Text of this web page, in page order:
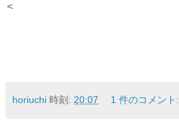
<
horiuchi 時刻: 20:07 1 件のコメント: